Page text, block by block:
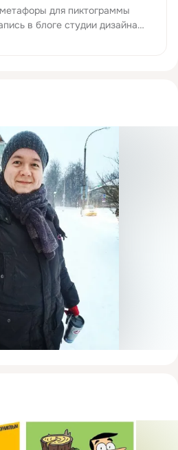
для пиктограммы
в блоге студии дизайна
критика, советы и ссылки.